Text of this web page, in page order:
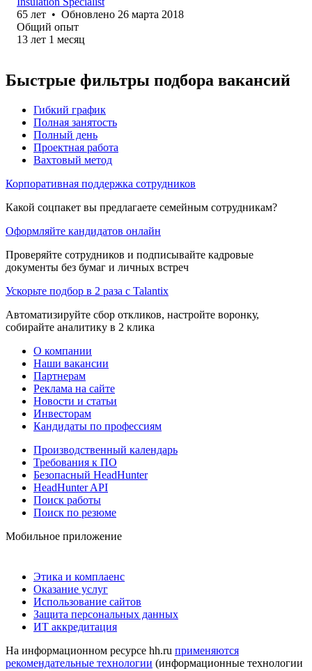
65 лет • Обновлено 26 марта 2018
Общий опыт
13 лет 1 месяц
Быстрые фильтры подбора вакансий
Гибкий график
Полная занятость
Полный день
Проектная работа
Вахтовый метод
Корпоративная поддержка сотрудников
Какой соцпакет вы предлагаете семейным сотрудникам?
Оформляйте кандидатов онлайн
Проверяйте сотрудников и подписывайте кадровые
документы без бумаг и личных встреч
Ускорьте подбор в 2 раза с Talantix
Автоматизируйте сбор откликов, настройте воронку,
собирайте аналитику в 2 клика
О компании
Наши вакансии
Партнерам
Реклама на сайте
Новости и статьи
Инвесторам
Кандидаты по профессиям
Производственный календарь
Требования к ПО
Безопасный HeadHunter
HeadHunter API
Поиск работы
Поиск по резюме
Мобильное приложение
Этика и комплаенс
Оказание услуг
Использование сайтов
Защита персональных данных
ИТ аккредитация
На информационном ресурсе hh.ru применяются
рекомендательные технологии (информационные технологии